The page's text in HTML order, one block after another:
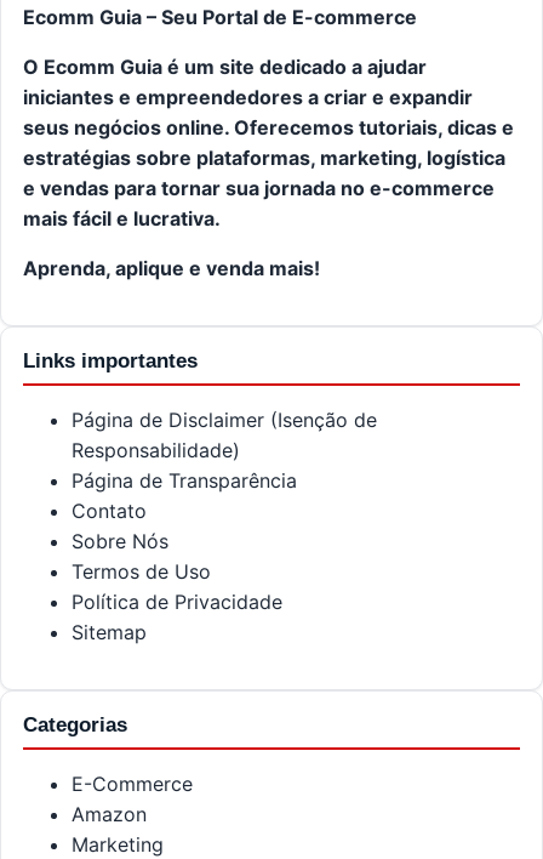
Ecomm Guia – Seu Portal de E-commerce
O Ecomm Guia é um site dedicado a ajudar
iniciantes e empreendedores a criar e expandir
seus negócios online. Oferecemos tutoriais, dicas e
estratégias sobre plataformas, marketing, logística
e vendas para tornar sua jornada no e-commerce
mais fácil e lucrativa.
Aprenda, aplique e venda mais!
Links importantes
Página de Disclaimer (Isenção de
Responsabilidade)
Página de Transparência
Contato
Sobre Nós
Termos de Uso
Política de Privacidade
Sitemap
Categorias
E-Commerce
Amazon
Marketing